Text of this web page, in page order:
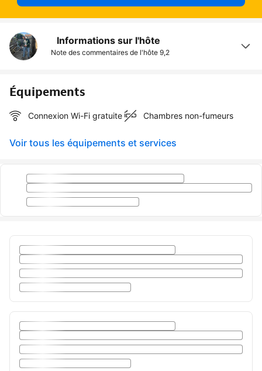
Informations sur l'hôte
Note des commentaires de l'hôte 9,2
Équipements
Connexion Wi-Fi gratuite Chambres non-fumeurs
Voir tous les équipements et services